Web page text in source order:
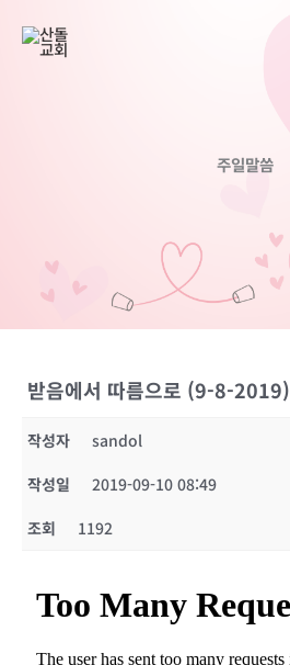
주일말씀
받음에서 따름으로 (9-8-2019)
작성자
sandol
작성일
2019-09-10 08:49
조회
1192